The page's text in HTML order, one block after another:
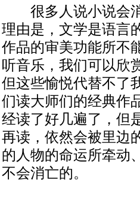
很多人说小说会消
理由是，文学是语言
作品的审美功能所不
听音乐，我们可以欣
但这些愉悦代替不了
们读大师们的经典作
经读了好几遍了，但
再读，依然会被里边
的人物的命运所牵动
不会消亡的。